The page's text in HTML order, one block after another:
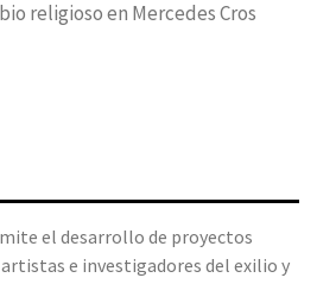
religioso en Mercedes Cros
el desarrollo de proyectos
e investigadores del exilio y